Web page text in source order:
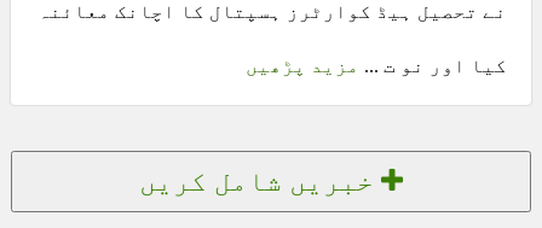
نے تحصیل ہیڈ کوارٹرز ہسپتال کا اچانک معائنہ
کیا اور نو ت ... مزید پڑھیں
خبریں شامل کریں